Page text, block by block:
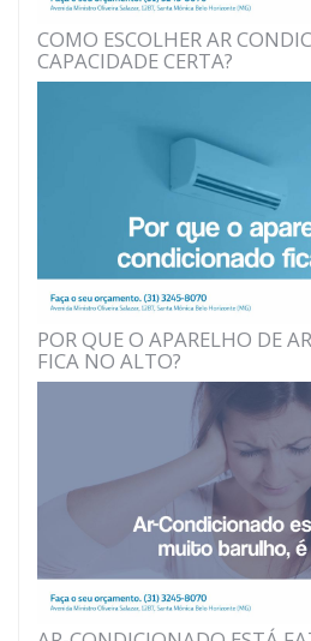
COMO ESCOLHER AR
CAPACIDADE CERTA?
POR QUE O APARELHO DE
FICA NO ALTO?